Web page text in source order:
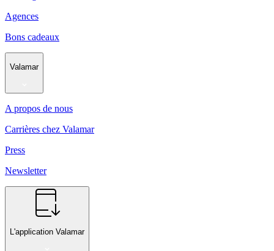
Agences
Bons cadeaux
Valamar
A propos de nous
Carrières chez Valamar
Press
Newsletter
L'application Valamar